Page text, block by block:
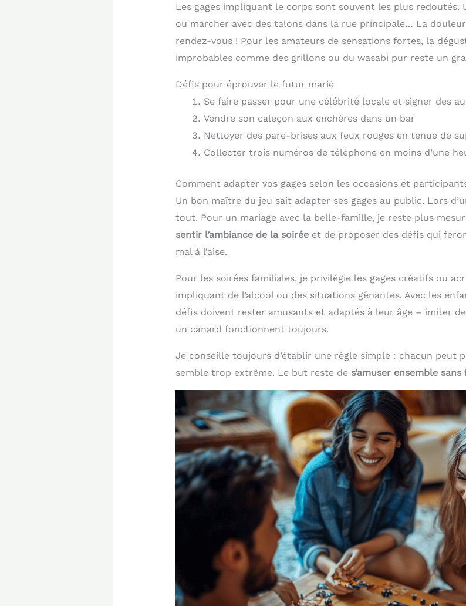
Les gages impliquant le corps sont souvent les plus redoutés.
ou marcher avec des talons dans la rue principale… La
rendez-vous ! Pour les amateurs de sensations fortes, la
improbables comme des grillons ou du wasabi pur reste un
Défis pour éprouver le futur marié
Se faire passer pour une célébrité locale et signer des
Vendre son caleçon aux enchères dans un bar
Nettoyer des pare-brises aux feux rouges en tenue de
Collecter trois numéros de téléphone en moins d’une
Comment adapter vos gages selon les occasions et
Un bon maître du jeu sait adapter ses gages au public. Lors
tout. Pour un mariage avec la belle-famille, je reste plus
sentir l’ambiance de la soiréeet de proposer des défis qui
mal à l’aise.
Pour les soirées familiales, je privilégie les gages créatifs ou
impliquant de l’alcool ou des situations gênantes. Avec les
défis doivent rester amusants et adaptés à leur âge – imiter
un canard fonctionnent toujours.
Je conseille toujours d’établir une règle simple : chacun peut
semble trop extrême. Le but reste de s’amuser ensemble